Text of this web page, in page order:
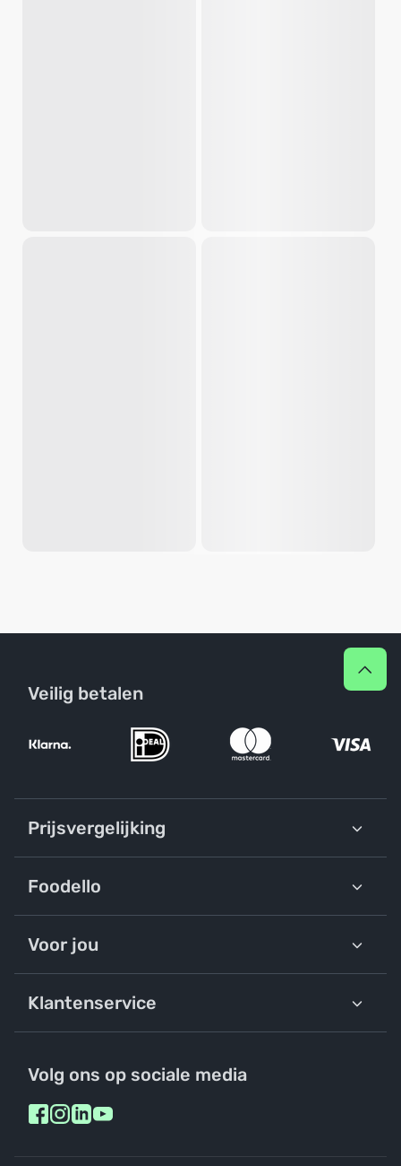
Veilig betalen
Prijsvergelijking
Foodello
Voor jou
Klantenservice
Volg ons op sociale media